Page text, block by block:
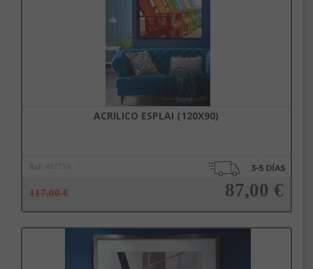
ACRILICO ESPLAI (120X90)
Ref. 492753
117,00 € 87,00 €